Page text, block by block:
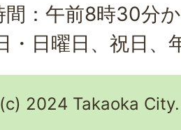
間：午前8時30分
・日曜日、祝日
2024 Takaoka